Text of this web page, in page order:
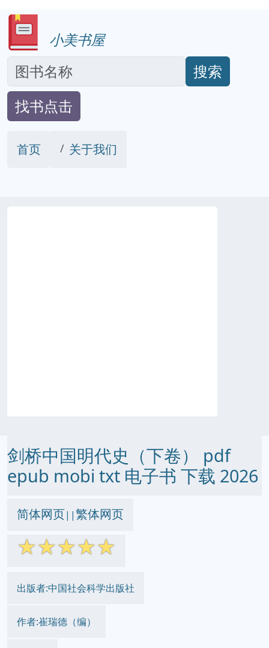
小美书屋
搜索
找书点击
首页 关于我们
剑桥中国明代史（下卷） pdf
epub mobi txt 电子书 下载 2026
简体网页||繁体网页
☆☆☆☆☆
出版者:中国社会科学出版社
作者:崔瑞德（编）